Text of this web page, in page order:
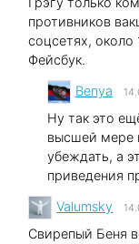
противников
соцсетях, около
Фейсбук.
Benya
Ну так это
высшей мере
убеждать, а
приведения
Valumsky
Свирепый Беня